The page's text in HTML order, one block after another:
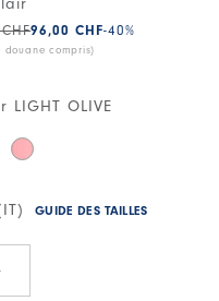
96,00 CHF-40%
douane compris)
LIGHT OLIVE
GUIDE DES TAILLES